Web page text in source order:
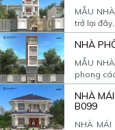
MẪU
trở lại đây,
NHÀ
MẪU
phong
NHÀ
B099
NHÀ MÁI